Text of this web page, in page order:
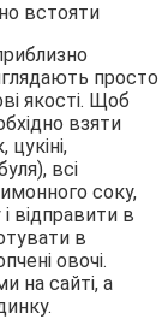
встояти
просто
якості. Щоб
взяти
цукіні,
всі
соку,
відправити в
в
овочі.
на сайті, а